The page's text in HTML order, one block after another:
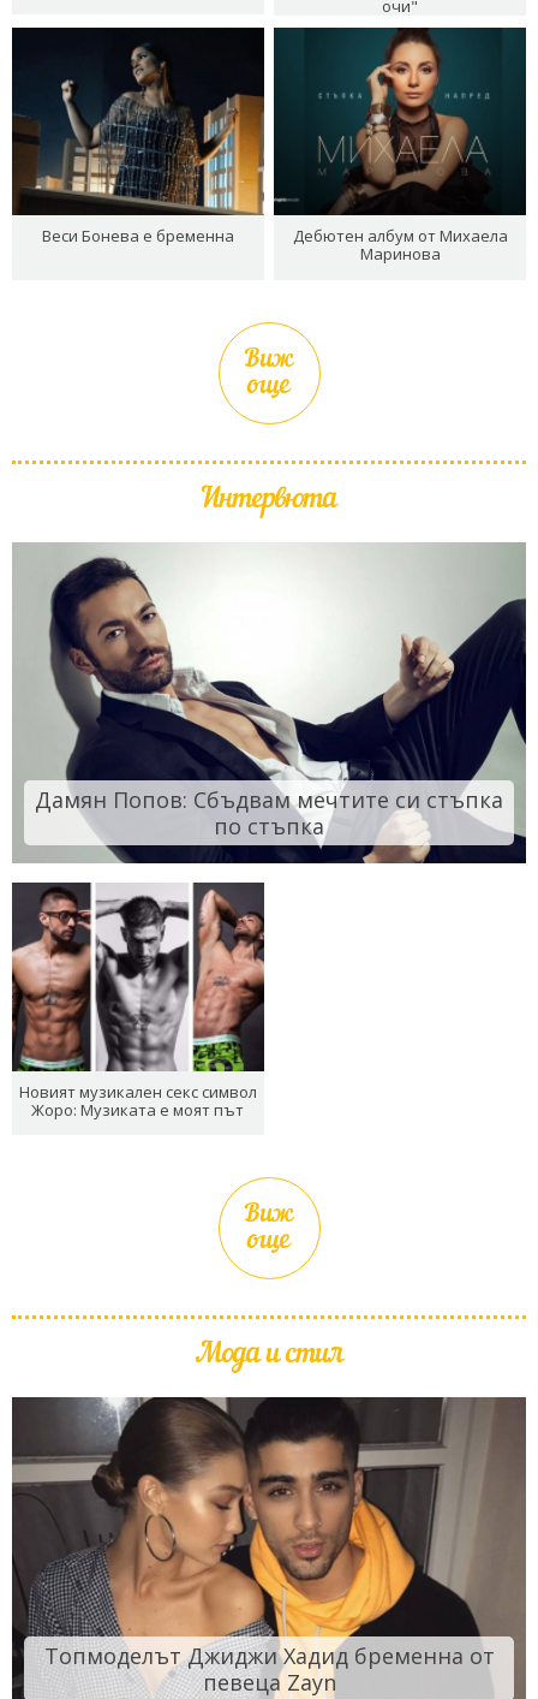
очи"
Веси Бонева е бременна
Дебютен албум от Михаела
Маринова
Виж
още
Интервюта
Дамян Попов: Сбъдвам мечтите си стъпка
по стъпка
Новият музикален секс символ
Жоро: Музиката е моят път
Виж
още
Мода и стил
Топмоделът Джиджи Хадид бременна от
певеца Zayn